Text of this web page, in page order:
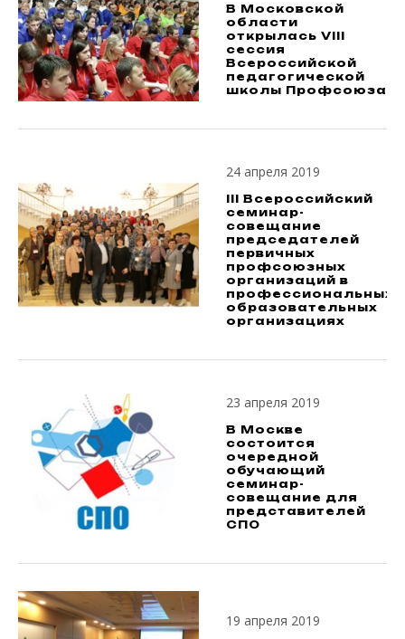
В Московской
области
открылась VIII
сессия
Всероссийской
педагогической
школы Профсоюза
24 апреля 2019
III Всероссийский
семинар-
совещание
председателей
первичных
профсоюзных
организаций в
профессиональных
образовательных
организациях
23 апреля 2019
В Москве
состоится
очередной
обучающий
семинар-
совещание для
представителей
СПО
19 апреля 2019